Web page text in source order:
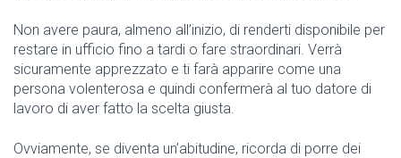
Non avere paura, almeno all’inizio, di renderti disponibile per
restare in ufficio fino a tardi o fare straordinari. Verrà
sicuramente apprezzato e ti farà apparire come una
persona volenterosa e quindi confermerà al tuo datore di
lavoro di aver fatto la scelta giusta.
Ovviamente, se diventa un’abitudine, ricorda di porre dei